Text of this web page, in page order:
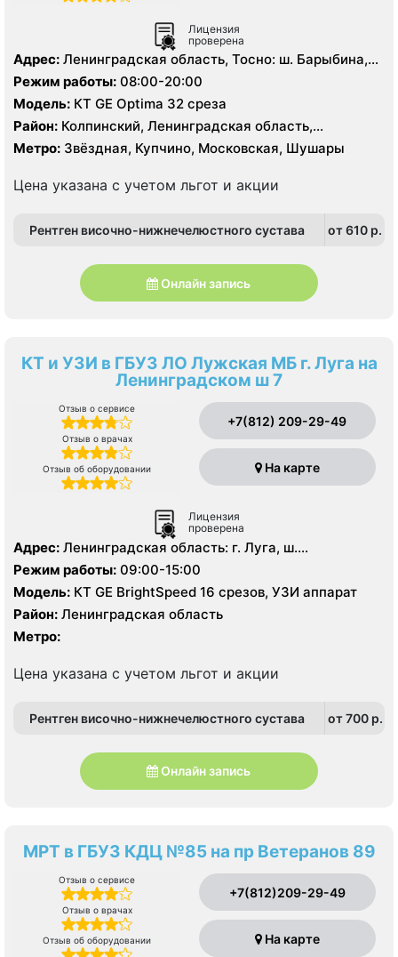
Лицензия
проверена
Адрес: Ленинградская область, Тосно: ш. Барыбина,
29
Режим работы: 08:00-20:00
Модель: КТ GE Optima 32 среза
Район: Колпинский, Ленинградская область,
Московский, Пушкинский
Метро: Звёздная, Купчино, Московская, Шушары
Цена указана с учетом льгот и акции
Рентген височно-нижнечелюстного сустава от 610 p.
Онлайн запись
КТ и УЗИ в ГБУЗ ЛО Лужская МБ г. Луга на
Ленинградском ш 7
Отзыв о сервисе
Отзыв о врачах
Отзыв об оборудовании
+7(812) 209-29-49
На карте
Лицензия
проверена
Адрес: Ленинградская область: г. Луга, ш.
Ленинградское д. 7
Режим работы: 09:00-15:00
Модель: КТ GE BrightSpeed 16 срезов, УЗИ аппарат
Район: Ленинградская область
Метро:
Цена указана с учетом льгот и акции
Рентген височно-нижнечелюстного сустава от 700 p.
Онлайн запись
МРТ в ГБУЗ КДЦ №85 на пр Ветеранов 89
Отзыв о сервисе
Отзыв о врачах
Отзыв об оборудовании
+7(812)209-29-49
На карте